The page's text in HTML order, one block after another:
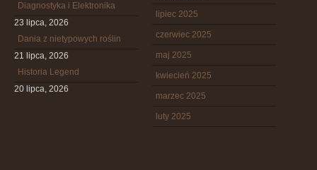
Diagnostyka i Elektronika
23 lipca, 2026
Dania z nietypowych roślin
21 lipca, 2026
Historia Legend
20 lipca, 2026
lipiec 2025
czerwiec 2025
maj 2025
kwiecień 2025
marzec 2025
luty 2025